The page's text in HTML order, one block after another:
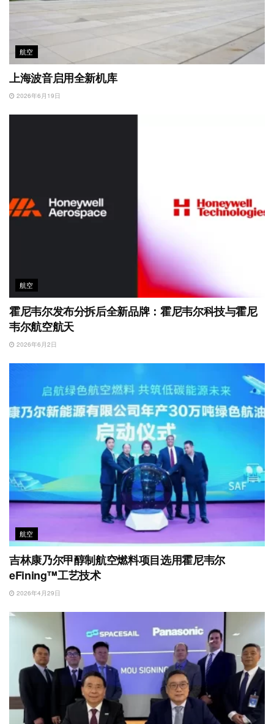
航空
上海波音启用全新机库
2026年6月19日
航空
霍尼韦尔发布分拆后全新品牌：霍尼韦尔科技与霍尼
韦尔航空航天
2026年6月2日
航空
吉林康乃尔甲醇制航空燃料项目选用霍尼韦尔
eFining™工艺技术
2026年4月29日